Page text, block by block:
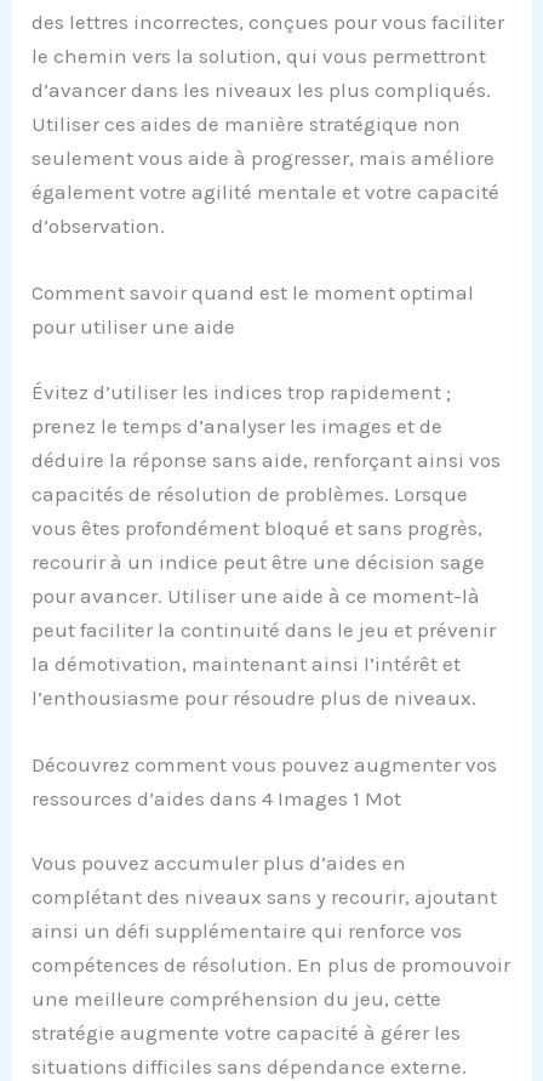
des lettres incorrectes, conçues pour vous faciliter
le chemin vers la solution, qui vous permettront
d’avancer dans les niveaux les plus compliqués.
Utiliser ces aides de manière stratégique non
seulement vous aide à progresser, mais améliore
également votre agilité mentale et votre capacité
d’observation.
Comment savoir quand est le moment optimal
pour utiliser une aide
Évitez d’utiliser les indices trop rapidement ;
prenez le temps d’analyser les images et de
déduire la réponse sans aide, renforçant ainsi vos
capacités de résolution de problèmes. Lorsque
vous êtes profondément bloqué et sans progrès,
recourir à un indice peut être une décision sage
pour avancer. Utiliser une aide à ce moment-là
peut faciliter la continuité dans le jeu et prévenir
la démotivation, maintenant ainsi l’intérêt et
l’enthousiasme pour résoudre plus de niveaux.
Découvrez comment vous pouvez augmenter vos
ressources d’aides dans 4 Images 1 Mot
Vous pouvez accumuler plus d’aides en
complétant des niveaux sans y recourir, ajoutant
ainsi un défi supplémentaire qui renforce vos
compétences de résolution. En plus de promouvoir
une meilleure compréhension du jeu, cette
stratégie augmente votre capacité à gérer les
situations difficiles sans dépendance externe.